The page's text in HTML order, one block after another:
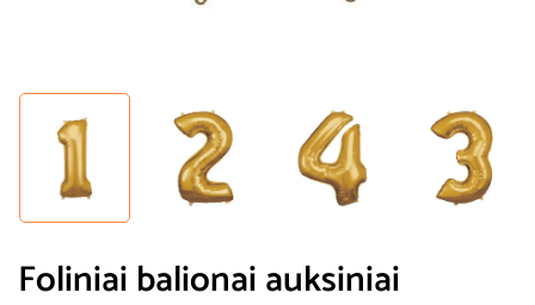
Foliniai balionai auksiniai